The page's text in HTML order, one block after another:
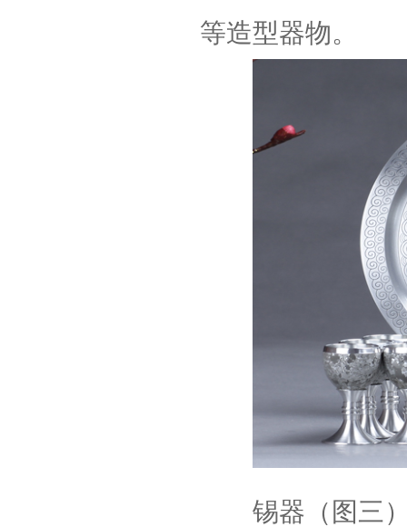
等造型器物。
锡器（图三